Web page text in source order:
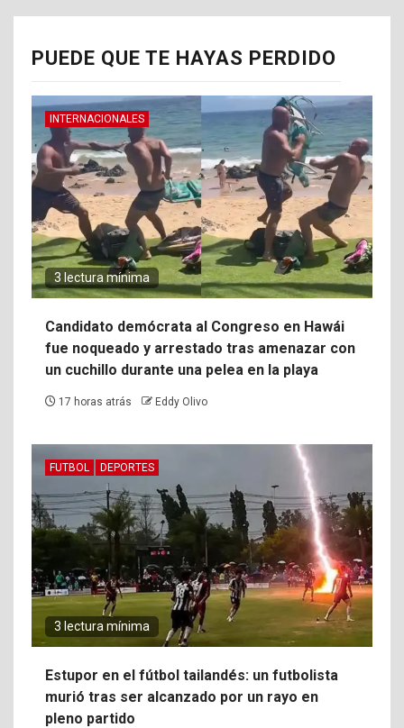
PUEDE QUE TE HAYAS PERDIDO
INTERNACIONALES
3 lectura mínima
Candidato demócrata al Congreso en Hawái
fue noqueado y arrestado tras amenazar con
un cuchillo durante una pelea en la playa
17 horas atrás Eddy Olivo
FUTBOL DEPORTES
3 lectura mínima
Estupor en el fútbol tailandés: un futbolista
murió tras ser alcanzado por un rayo en
pleno partido